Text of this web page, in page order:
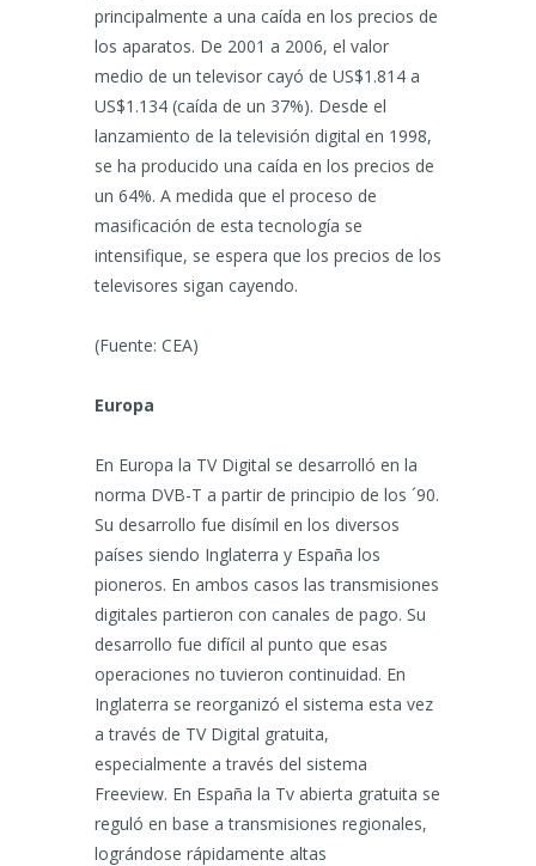
principalmente a una caída en los precios de
los aparatos. De 2001 a 2006, el valor
medio de un televisor cayó de US$1.814 a
US$1.134 (caída de un 37%). Desde el
lanzamiento de la televisión digital en 1998,
se ha producido una caída en los precios de
un 64%. A medida que el proceso de
masificación de esta tecnología se
intensifique, se espera que los precios de los
televisores sigan cayendo.
(Fuente: CEA)
Europa
En Europa la TV Digital se desarrolló en la
norma DVB-T a partir de principio de los ´90.
Su desarrollo fue disímil en los diversos
países siendo Inglaterra y España los
pioneros. En ambos casos las transmisiones
digitales partieron con canales de pago. Su
desarrollo fue difícil al punto que esas
operaciones no tuvieron continuidad. En
Inglaterra se reorganizó el sistema esta vez
a través de TV Digital gratuita,
especialmente a través del sistema
Freeview. En España la Tv abierta gratuita se
reguló en base a transmisiones regionales,
lográndose rápidamente altas